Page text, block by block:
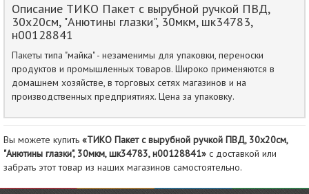
Описание ТИКО Пакет с вырубной ручкой ПВД,
30х20см, "Анютины глазки", 30мкм, шк34783,
н00128841
Пакеты типа "майка" - незаменимы для упаковки, переноски
продуктов и промышленных товаров. Широко применяются в
домашнем хозяйстве, в торговых сетях магазинов и на
производственных предприятиях. Цена за упаковку.
Вы можете купить «ТИКО Пакет с вырубной ручкой ПВД, 30х20см,
"Анютины глазки", 30мкм, шк34783, н00128841» с доставкой или
забрать этот товар из наших магазинов самостоятельно.